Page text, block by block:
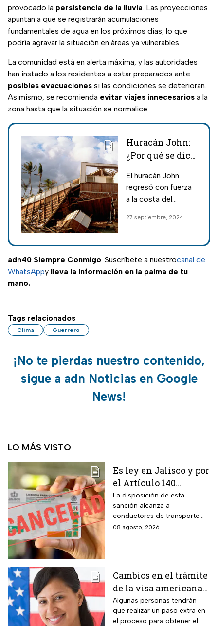
provocado la persistencia de la lluvia. Las proyecciones
apuntan a que se registrarán acumulaciones
fundamentales de agua en los próximos días, lo que
podría agravar la situación en áreas ya vulnerables.
La comunidad está en alerta máxima, y las autoridades
han instado a los residentes a estar preparados ante
posibles evacuaciones si las condiciones se deterioran.
Asimismo, se recomienda evitar viajes innecesarios a la
zona hasta que la situación se normalice.
Huracán John:
¿Por qué se dice
'zombi' y cuáles
son sus
ahora?
El huracán John
regresó con fuerza
a la costa del
México; conoce por
“zombi” y los daños
que ha causado
hasta ahora.
27 septiembre, 2024
adn40 Siempre Conmigo. Suscríbete a nuestrocanal de
WhatsAppy lleva la información en la palma de tu
mano.
Tags relacionados
Clima Guerrero
¡No te pierdas nuestro contenido,
sigue a adn Noticias en Google
News!
LO MÁS VISTO
Es ley en Jalisco y por
el Artículo 140
cancelarán la licencia
de conducir de por
vida a todos los
automovilistas que
La disposición de esta
sanción alcanza a
conductores de transporte
escolar, unidades de
común.
08 agosto, 2026
Cambios en el trámite
de la visa americana
2026 y para quiénes
aplica
Algunas personas tendrán
que realizar un paso extra en
el proceso para obtener el